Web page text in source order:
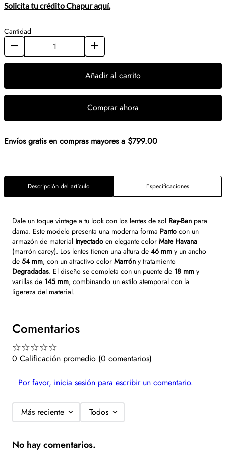
Solicita tu crédito Chapur aquí.
Cantidad
Añadir al carrito
Comprar ahora
Envíos gratis en compras mayores a $799.00
Descripción del artículo Especificaciones
Dale un toque vintage a tu look con los lentes de sol Ray-Ban para
dama. Este modelo presenta una moderna forma Panto con un
armazón de material Inyectado en elegante color Mate Havana
(marrón carey). Los lentes tienen una altura de 46 mm y un ancho
de 54 mm, con un atractivo color Marrón y tratamiento
Degradadas. El diseño se completa con un puente de 18 mm y
varillas de 145 mm, combinando un estilo atemporal con la
ligereza del material.
Comentarios
☆☆☆☆☆
0 Calificación promedio (0 comentarios)
Por favor, inicia sesión para escribir un comentario.
Más reciente Todos
No hay comentarios.